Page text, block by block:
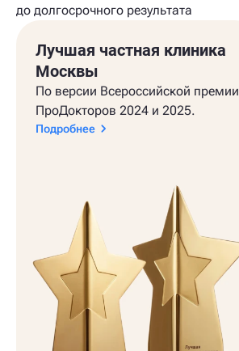
до долгосрочного результата
Лучшая частная клиника
Москвы
По версии Всероссийской премии
ПроДокторов 2024 и 2025.
Подробнее